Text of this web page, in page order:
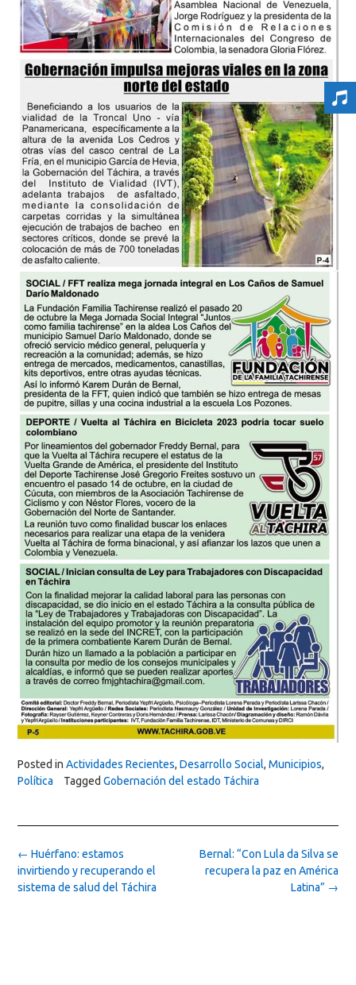
Posted in Actividades Recientes, Desarrollo Social, Municipios,
Política
Tagged Gobernación del estado Táchira
Post
navigation
Bernal: “Con Lula da Silva se
recupera la paz en América
Latina” →
← Huérfano: estamos
invirtiendo y recuperando el
sistema de salud del Táchira